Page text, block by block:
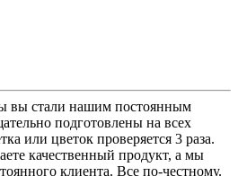
вы стали нашим постоянным
подготовлены на всех
или цветок проверяется 3 раза.
качественный продукт, а мы
клиента. Все по-честному.